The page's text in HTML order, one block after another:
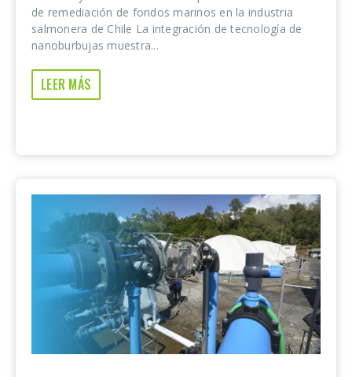
de remediación de fondos marinos en la industria
salmonera de Chile La integración de tecnología de
nanoburbujas muestra...
LEER MÁS